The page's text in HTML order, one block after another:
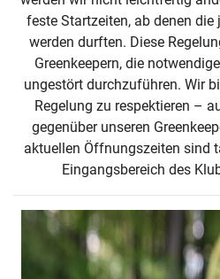
feste Startzeiten, ab denen
werden durften. Diese
Greenkeepern, die
ungestört durchzuführen. Wir
Regelung zu respektieren –
gegenüber unseren
aktuellen Öffnungszeiten sind
Eingangsbereich des